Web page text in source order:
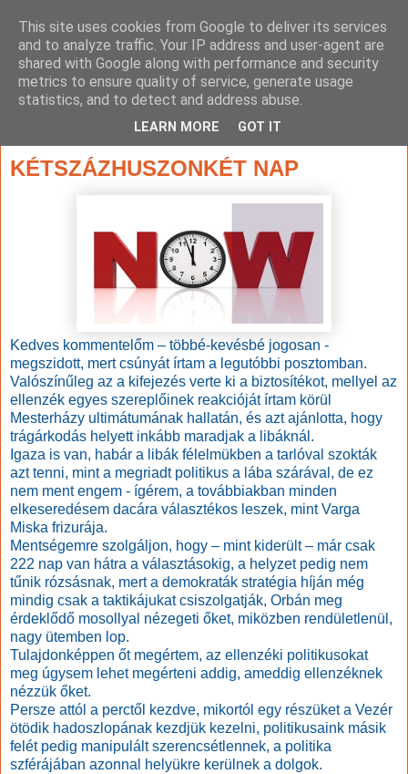
KÉTSZÁZHUSZONKÉT NAP
Kedves kommentelőm – többé-kevésbé jogosan -
megszidott, mert csúnyát írtam a legutóbbi posztomban.
Valószínűleg az a kifejezés verte ki a biztosítékot, mellyel az
ellenzék egyes szereplőinek reakcióját írtam körül
Mesterházy ultimátumának hallatán, és azt ajánlotta, hogy
trágárkodás helyett inkább maradjak a libáknál.
Igaza is van, habár a libák félelmükben a tarlóval szokták
azt tenni, mint a megriadt politikus a lába szárával, de ez
nem ment engem - ígérem, a továbbiakban minden
elkeseredésem dacára választékos leszek, mint Varga
Miska frizurája.
Mentségemre szolgáljon, hogy – mint kiderült – már csak
222 nap van hátra a választásokig, a helyzet pedig nem
tűnik rózsásnak, mert a demokraták stratégia híján még
mindig csak a taktikájukat csiszolgatják, Orbán meg
érdeklődő mosollyal nézegeti őket, miközben rendületlenül,
nagy ütemben lop.
Tulajdonképpen őt megértem, az ellenzéki politikusokat
meg úgysem lehet megérteni addig, ameddig ellenzéknek
nézzük őket.
Persze attól a perctől kezdve, mikortól egy részüket a Vezér
ötödik hadoszlopának kezdjük kezelni, politikusaink másik
felét pedig manipulált szerencsétlennek, a politika
szférájában azonnal helyükre kerülnek a dolgok.
This site uses cookies from Google to deliver its services
and to analyze traffic. Your IP address and user-agent are
shared with Google along with performance and security
metrics to ensure quality of service, generate usage
statistics, and to detect and address abuse.
LEARN MORE GOT IT